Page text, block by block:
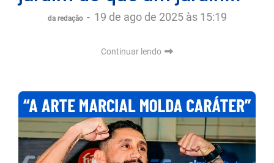
da redação - 19 de ago de 2025 às 15:19
Continuar lendo